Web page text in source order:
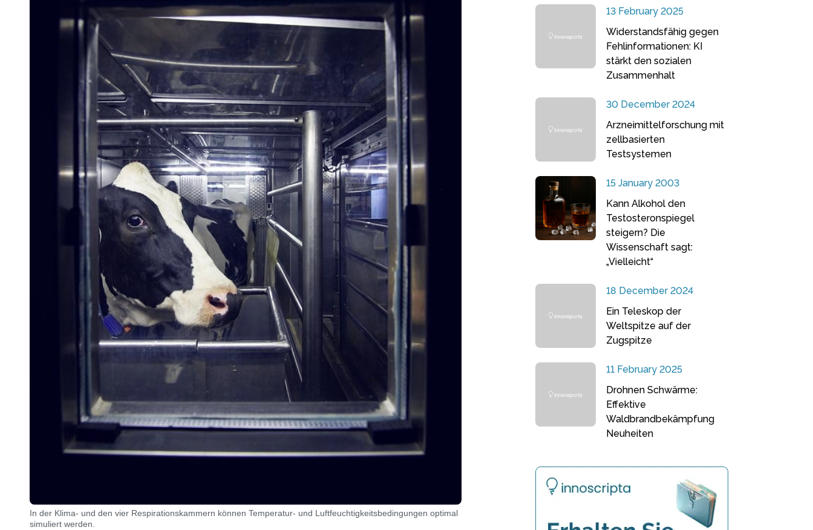
In der Klima- und den vier Respirationskammern können Temperatur- und Luftfeuchtigkeitsbedingungen optimal
simuliert werden.
13 February 2025
Widerstandsfähig gegen
Fehlinformationen: KI
stärkt den sozialen
Zusammenhalt
30 December 2024
Arzneimittelforschung mit
zellbasierten
Testsystemen
15 January 2003
Kann Alkohol den
Testosteronspiegel
steigern? Die
Wissenschaft sagt:
„Vielleicht“
18 December 2024
Ein Teleskop der
Weltspitze auf der
Zugspitze
11 February 2025
Drohnen Schwärme:
Effektive
Waldbrandbekämpfung
Neuheiten